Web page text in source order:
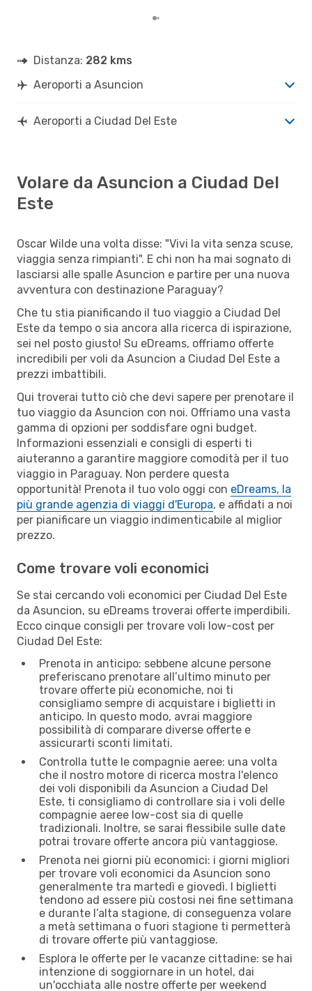
Distanza: 282 kms
Aeroporti a Asuncion
Aeroporti a Ciudad Del Este
Volare da Asuncion a Ciudad Del
Este
Oscar Wilde una volta disse: "Vivi la vita senza scuse,
viaggia senza rimpianti". E chi non ha mai sognato di
lasciarsi alle spalle Asuncion e partire per una nuova
avventura con destinazione Paraguay?
Che tu stia pianificando il tuo viaggio a Ciudad Del
Este da tempo o sia ancora alla ricerca di ispirazione,
sei nel posto giusto! Su eDreams, offriamo offerte
incredibili per voli da Asuncion a Ciudad Del Este a
prezzi imbattibili.
Qui troverai tutto ciò che devi sapere per prenotare il
tuo viaggio da Asuncion con noi. Offriamo una vasta
gamma di opzioni per soddisfare ogni budget.
Informazioni essenziali e consigli di esperti ti
aiuteranno a garantire maggiore comodità per il tuo
viaggio in Paraguay. Non perdere questa
opportunità! Prenota il tuo volo oggi con eDreams, la
più grande agenzia di viaggi d'Europa, e affidati a noi
per pianificare un viaggio indimenticabile al miglior
prezzo.
Come trovare voli economici
Se stai cercando voli economici per Ciudad Del Este
da Asuncion, su eDreams troverai offerte imperdibili.
Ecco cinque consigli per trovare voli low-cost per
Ciudad Del Este:
Prenota in anticipo: sebbene alcune persone
preferiscano prenotare all’ultimo minuto per
trovare offerte più economiche, noi ti
consigliamo sempre di acquistare i biglietti in
anticipo. In questo modo, avrai maggiore
possibilità di comparare diverse offerte e
assicurarti sconti limitati.
Controlla tutte le compagnie aeree: una volta
che il nostro motore di ricerca mostra l'elenco
dei voli disponibili da Asuncion a Ciudad Del
Este, ti consigliamo di controllare sia i voli delle
compagnie aeree low-cost sia di quelle
tradizionali. Inoltre, se sarai flessibile sulle date
potrai trovare offerte ancora più vantaggiose.
Prenota nei giorni più economici: i giorni migliori
per trovare voli economici da Asuncion sono
generalmente tra martedì e giovedì. I biglietti
tendono ad essere più costosi nei fine settimana
e durante l’alta stagione, di conseguenza volare
a metà settimana o fuori stagione ti permetterà
di trovare offerte più vantaggiose.
Esplora le offerte per le vacanze cittadine: se hai
intenzione di soggiornare in un hotel, dai
un'occhiata alle nostre offerte per weekend